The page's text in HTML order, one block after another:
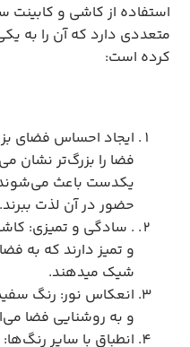
استفاده از کاشی و کابینت
متعددی دارد که آن را به
کرده است:
ایجاد احساس فضای
فضا را بزرگ‌تر نشان
یکدست باعث می‌شوند
حضور در آن لذت ببرند.
. سادگی و تمیزی:
و تمیز دارند که به
شیک میدهند.
انعکاس نور: رنگ
و به روشنایی فضا
انطباق با سایر